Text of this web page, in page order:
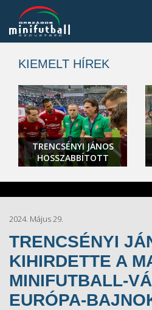
KIEMELT HÍREK
TRENCSÉNYI JÁNOS
HOSSZABBÍTOTT
2024. Május 29.
TRENCSÉNYI
KIHIRDETTE A
MINIFUTBALL-
EURÓPA-